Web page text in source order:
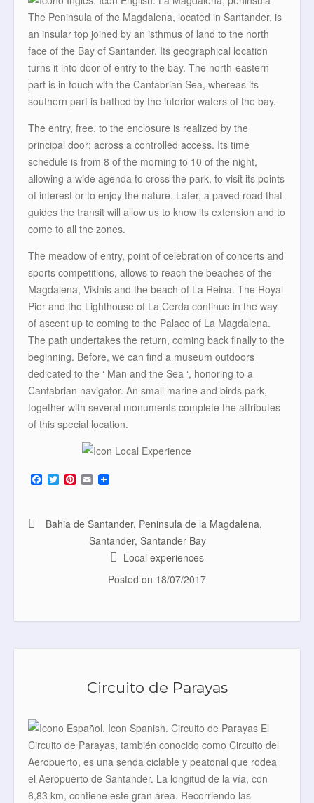
The Peninsula of the Magdalena, located in Santander, is
an insular top joined by an isthmus of land to the north
face of the Bay of Santander. Its geographical location
turns it into door of entry to the bay. The north-eastern
part is in touch with the Cantabrian Sea, whereas its
southern part is bathed by the interior waters of the bay.
The entry, free, to the enclosure is realized by the
principal door; across a controlled access. Its time
schedule is from 8 of the morning to 10 of the night,
allowing a wide agenda to cross the park, to visit its points
of interest or to enjoy the nature. Later, a paved road that
guides the transit will allow us to know its extension and to
come to all the zones.
The meadow of entry, point of celebration of concerts and
sports competitions, allows to reach the beaches of the
Magdalena, Vikinis and the beach of La Reina. The Royal
Pier and the Lighthouse of La Cerda continue in the way
of ascent up to coming to the Palace of La Magdalena.
The path undertakes the return, coming back finally to the
beginning. Before, we can find a museum outdoors
dedicated to the ‘ Man and the Sea ‘, honoring to a
Cantabrian navigator. An small marine and birds park,
together with several monuments complete the attributes
of this special location.
F
a
b
T
w
t
P
e
E
m
l
Bahia de Santander, Peninsula de la Magdalena,
Santander, Santander Bay
Local experiences
Posted on 18/07/2017
Circuito de Parayas
El
Circuito de Parayas, también conocido como Circuito del
Aeropuerto, es una senda ciclable y peatonal que rodea
el Aeropuerto de Santander. La longitud de la vía, con
6,83 km, contiene este gran área. Recorriendo las